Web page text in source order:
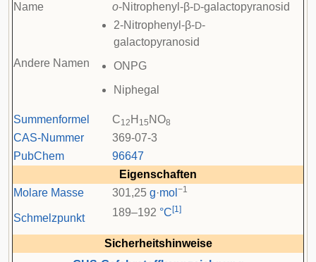
Name
o-Nitrophenyl-β-D-galactopyranosid
Andere Namen
2-Nitrophenyl-β-D-
galactopyranosid
ONPG
Niphegal
Summenformel C12 H 15 NO8
CAS-Nummer
369-07-3
PubChem
96647
Eigenschaften
Molare Masse
301,25 g·mol −1
Schmelzpunkt 189–192 °C [1]
Sicherheitshinweise